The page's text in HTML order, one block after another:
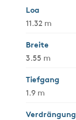
Loa
11.32 m
Breite
3.55 m
Tiefgang
1.9 m
Verdrängung